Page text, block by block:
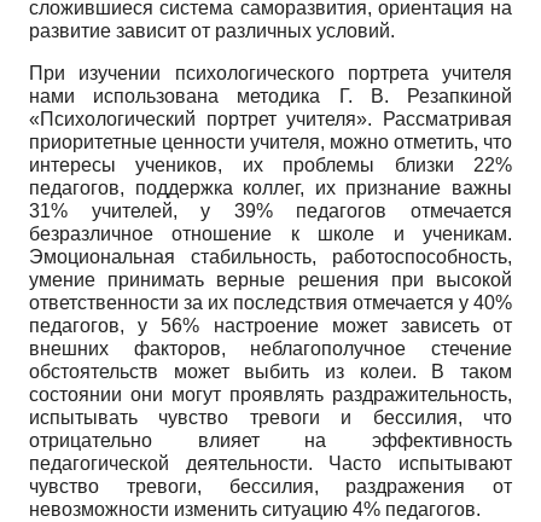
сложившиеся система саморазвития, ориентация на
развитие зависит от различных условий.
При изучении психологического портрета учителя
нами использована методика Г. В. Резапкиной
«Психологический портрет учителя». Рассматривая
приоритетные ценности учителя, можно отметить, что
интересы учеников, их проблемы близки 22%
педагогов, поддержка коллег, их признание важны
31% учителей, у 39% педагогов отмечается
безразличное отношение к школе и ученикам.
Эмоциональная стабильность, работоспособность,
умение принимать верные решения при высокой
ответственности за их последствия отмечается у 40%
педагогов, у 56% настроение может зависеть от
внешних факторов, неблагополучное стечение
обстоятельств может выбить из колеи. В таком
состоянии они могут проявлять раздражительность,
испытывать чувство тревоги и бессилия, что
отрицательно влияет на эффективность
педагогической деятельности. Часто испытывают
чувство тревоги, бессилия, раздражения от
невозможности изменить ситуацию 4% педагогов.